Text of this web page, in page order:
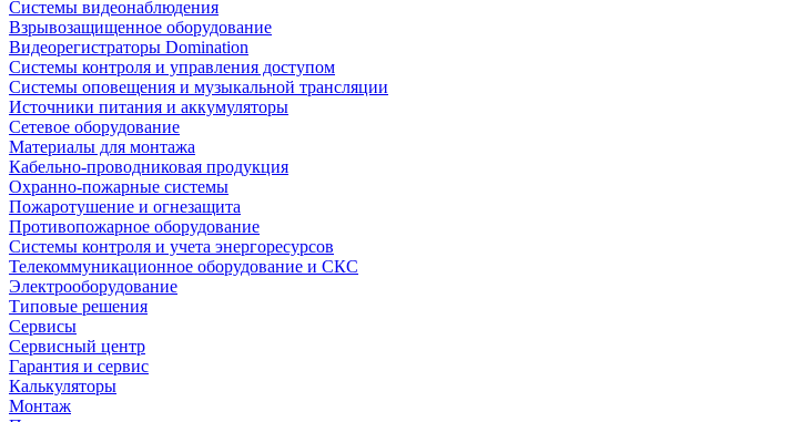
Системы видеонаблюдения
Взрывозащищенное оборудование
Видеорегистраторы Domination
Системы контроля и управления доступом
Системы оповещения и музыкальной трансляции
Источники питания и аккумуляторы
Сетевое оборудование
Материалы для монтажа
Кабельно-проводниковая продукция
Охранно-пожарные системы
Пожаротушение и огнезащита
Противопожарное оборудование
Системы контроля и учета энергоресурсов
Телекоммуникационное оборудование и СКС
Электрооборудование
Типовые решения
Сервисы
Сервисный центр
Гарантия и сервис
Калькуляторы
Монтаж